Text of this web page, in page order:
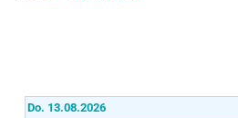
Do. 13.08.2026